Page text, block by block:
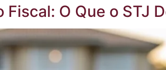
O Que o STJ